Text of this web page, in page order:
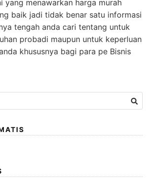
yang menawarkan harga murah
baik jadi tidak benar satu informasi
tengah anda cari tentang untuk
probadi maupun untuk keperluan
khususnya bagi para pe Bisnis